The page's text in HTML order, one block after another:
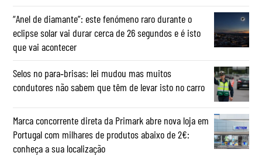
“Anel de diamante”: este fenómeno raro durante o
eclipse solar vai durar cerca de 26 segundos e é isto
que vai acontecer
Selos no para‑brisas: lei mudou mas muitos
condutores não sabem que têm de levar isto no carro
Marca concorrente direta da Primark abre nova loja em
Portugal com milhares de produtos abaixo de 2€:
conheça a sua localização